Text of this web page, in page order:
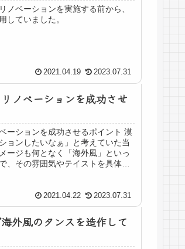
ノベーションを実施する前から、
していました。
2021.04.19 2023.07.31
ノベーションを成功させ
ーションを成功させるポイント 漠
ョンしたいなぁ」と考えていた当
ージも何となく「海外風」といっ
、その雰囲気やテイストを具体的
2021.04.22 2023.07.31
外風のタンスを造作して